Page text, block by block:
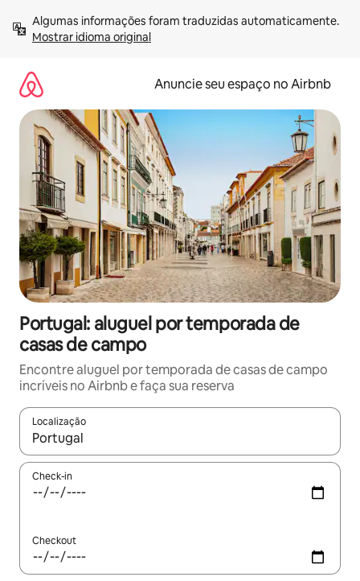
para
Mostrar idioma original
Anuncie seu espaço no Airbnb
Portugal: aluguel por temporada de
casas de campo
Encontre aluguel por temporada de casas de campo
incríveis no Airbnb e faça sua reserva
Localização
Quando os resultados estiverem disponíveis, explore-os
Check-in
Checkout